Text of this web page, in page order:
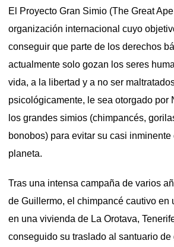
El Proyecto Gran Simio (The Great
organización internacional cuyo
conseguir que parte de los derechos
actualmente solo gozan los seres
vida, a la libertad y a no ser
psicológicamente, le sea otorgado por
los grandes simios (chimpancés,
bonobos) para evitar su casi inminente
planeta.
Tras una intensa campaña de varios
de Guillermo, el chimpancé cautivo en
en una vivienda de La Orotava,
conseguido su traslado al santuario